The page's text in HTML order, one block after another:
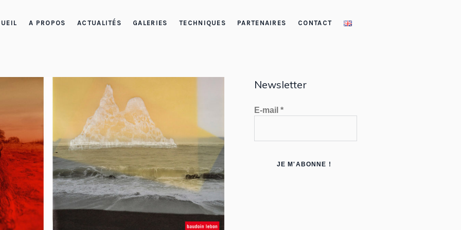
A PROPOS ACTUALITÉS GALERIES TECHNIQUES PARTENAIRES CONTACT
Newsletter
E-mail *